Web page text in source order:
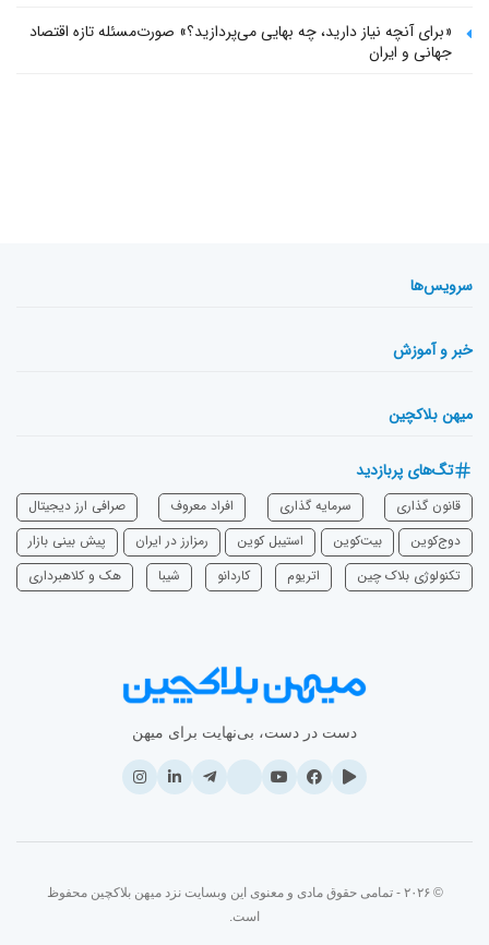
«برای آنچه نیاز دارید، چه بهایی می‌پردازید؟» صورت‌مسئله تازه اقتصاد
جهانی و ایران
سرویس‌ها
خبر و آموزش
میهن بلاکچین
تگ‌های پربازدید
قانون گذاری سرمایه‌ گذاری افراد معروف
صرافی ارز دیجیتال
دوج‌کوین
بیت‌کوین استیبل کوین رمزارز در ایران
پیش بینی بازار
تکنولوژی بلاک چین
اتریوم ‌کاردانو شیبا هک و کلاهبرداری
دست در دست، بی‌نهایت برای میهن
© ۲۰۲۶ - تمامی حقوق مادی و معنوی این وبسایت نزد میهن بلاکچین محفوظ
است.